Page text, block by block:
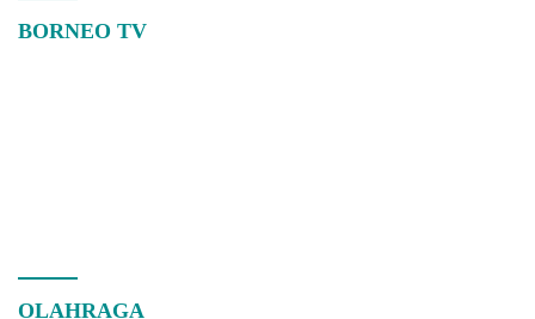
BORNEO TV
OLAHRAGA